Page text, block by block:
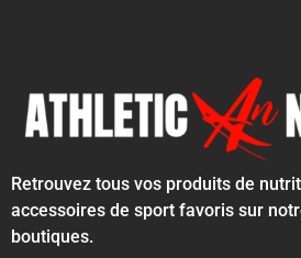
Retrouvez tous vos produits de
accessoires de sport favoris sur
boutiques.